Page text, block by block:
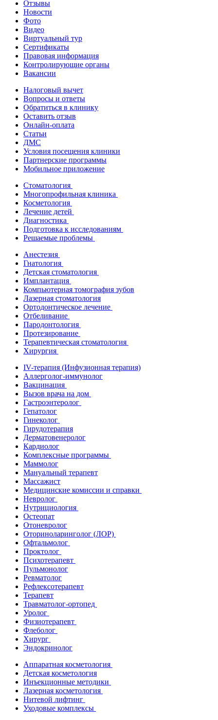
Отзывы
Новости
Фото
Видео
Виртуальный тур
Сертификаты
Правовая информация
Контролирующие органы
Вакансии
Налоговый вычет
Вопросы и ответы
Обратиться в клинику
Оставить отзыв
Онлайн-оплата
Статьи
ДМС
Условия посещения клиники
Партнерские программы
Мобильное приложение
Стоматология
Многопрофильная клиника
Косметология
Лечение детей
Диагностика
Подготовка к исследованиям
Решаемые проблемы
Анестезия
Гнатология
Детская стоматология
Имплантация
Компьютерная томография зубов
Лазерная стоматология
Ортодонтическое лечение
Отбеливание
Пародонтология
Протезирование
Терапевтическая стоматология
Хирургия
IV-терапия (Инфузионная терапия)
Аллерголог-иммунолог
Вакцинация
Вызов врача на дом
Гастроэнтеролог
Гепатолог
Гинеколог
Гирудотерапия
Дерматовенеролог
Кардиолог
Комплексные программы
Маммолог
Мануальный терапевт
Массажист
Медицинские комиссии и справки
Невролог
Нутрициология
Остеопат
Отоневролог
Оториноларинголог (ЛОР)
Офтальмолог
Проктолог
Психотерапевт
Пульмонолог
Ревматолог
Рефлексотерапевт
Терапевт
Травматолог-ортопед
Уролог
Физиотерапевт
Флеболог
Хирург
Эндокринолог
Аппаратная косметология
Детская косметология
Инъекционные методики
Лазерная косметология
Нитевой лифтинг
Уходовые комплексы